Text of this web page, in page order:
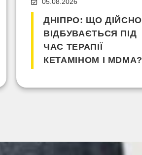
ДНІПРО: ЩО ДІЙСНО
ВІДБУВАЄТЬСЯ ПІД
ЧАС ТЕРАПІЇ
КЕТАМІНОМ І MDMA?